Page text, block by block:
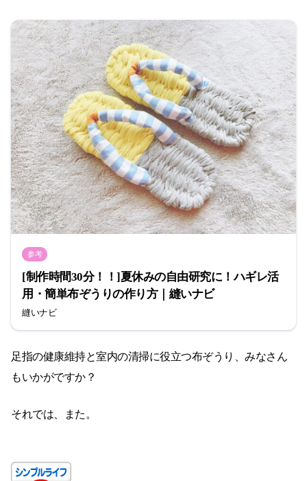
参考
[制作時間30分！！]夏休みの自由研究に！ハギレ活
用・簡単布ぞうりの作り方｜縫いナビ
縫いナビ
足指の健康維持と室内の清掃に役立つ布ぞうり、みなさん
もいかがですか？
それでは、また。